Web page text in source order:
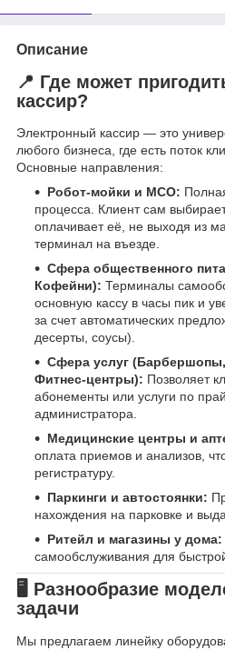
Описание
📍 Где может
кассир?
Электронный кассир — это
любого бизнеса, где есть поток
Основные направления:
Робот-мойки и МСО:
процесса. Клиент сам
оплачивает её, не выходя из
терминал на въезде.
Сфера общественного
Кофейни): Терминалы
основную кассу в часы пик и
за счет автоматических
десерты, соусы).
Сфера услуг
Фитнес-центры): Позволяет
абонементы или услуги по
администратора.
Медицинские центры и
оплата приемов и анализов,
регистратуру.
Паркинги и автостоянки:
нахождения на парковке и
Ритейл и магазины у дома:
самообслуживания для
🖥️ Разнообразие
задачи
Мы предлагаем линейку